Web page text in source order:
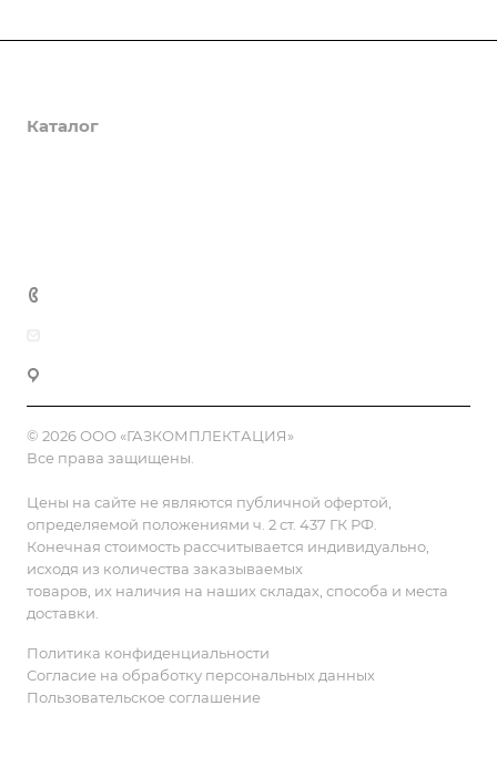
Каталог
© 2026 ООО «ГАЗКОМПЛЕКТАЦИЯ»
Все права защищены.
Цены на сайте не являются публичной офертой,
определяемой положениями ч. 2 ст. 437 ГК РФ.
Конечная стоимость рассчитывается индивидуально,
исходя из количества заказываемых
товаров, их наличия на наших складах, способа и места
доставки.
Политика конфиденциальности
Согласие на обработку персональных данных
Пользовательское соглашение